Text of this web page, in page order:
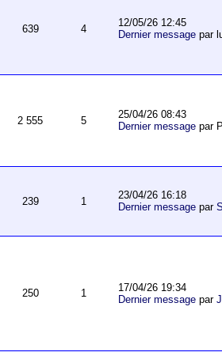
639 4
12/05/26 12:45
Dernier messagepar
2 555 5
25/04/26 08:43
Dernier messagepar
239 1
23/04/26 16:18
Dernier messagepar
250 1
17/04/26 19:34
Dernier messagepar